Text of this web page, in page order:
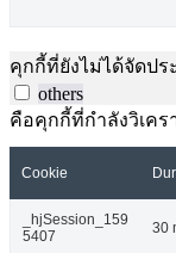
คุกกี้ที่ยังไม่ได้จัดปร
others
คือคุกกี้ที่กำลังวิเคร
Cookie
_hjSession_159
5407
30